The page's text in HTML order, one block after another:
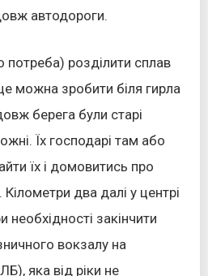
автодороги.
розділити сплав
можна зробити біля гирла
берега були старі
Їх господарі там або
їх і домовитись про
два далі у центрі
необхідності закінчити
вокзалу на
яка від ріки не